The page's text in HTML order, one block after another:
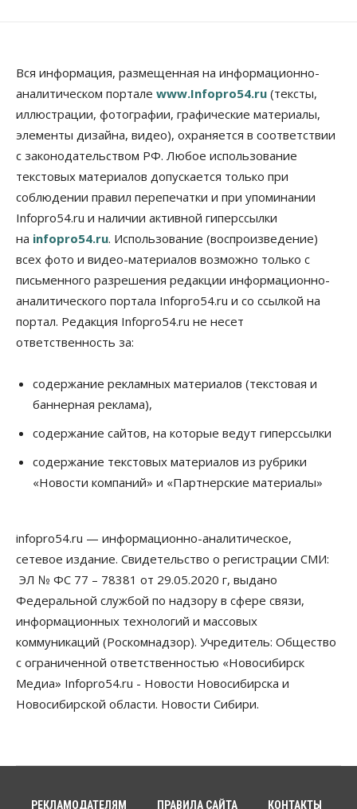
Новосибирцы стали реже оформлять
дома по упрощенной схеме
07 Августа 2026, 16:00
Власть Общество Право&Порядок
Роспотребнадзор изъял почти полторы тонны
мяса в Новосибирской области
07 Августа 2026, 15:00
Финансы
Расходы новосибирцев на спорт выросли на 40%
за полгода
07 Августа 2026, 14:35
Сибирские аграрии увеличивают посевы горчицы
07 Августа 2026, 14:00
Власть
07 Августа 2026, 13:55
Треть автовладельцев в Новосибирской области
07 Августа 2026, 13:00
социальных объектах
07 Августа 2026, 12:35
Синоптики рассказали о погоде в Новосибирске
на выходных
07 Августа 2026, 12:00
Общество
Жители Новосибирска смогут добровольно
повысить свою пенсию
07 Августа 2026, 11:30
Деньгами будут распоряжаться дети: в десяти
Вся информация, размещенная на информационно-
аналитическом портале www.Infopro54.ru (тексты,
иллюстрации, фотографии, графические материалы,
элементы дизайна, видео), охраняется в соответствии
с законодательством РФ. Любое использование
текстовых материалов допускается только при
соблюдении правил перепечатки и при упоминании
Infopro54.ru и наличии активной гиперссылки
на infopro54.ru. Использование (воспроизведение)
всех фото и видео-материалов возможно только с
письменного разрешения редакции информационно-
аналитического портала Infopro54.ru и со ссылкой на
портал. Редакция Infopro54.ru не несет
ответственность за:
содержание рекламных материалов (текстовая и
баннерная реклама),
содержание сайтов, на которые ведут гиперссылки
содержание текстовых материалов из рубрики
«Новости компаний» и «Партнерские материалы»
infopro54.ru — информационно-аналитическое,
сетевое издание. Свидетельство о регистрации СМИ:
ЭЛ № ФС 77 – 78381 от 29.05.2020 г, выдано
Федеральной службой по надзору в сфере связи,
информационных технологий и массовых
коммуникаций (Роскомнадзор). Учредитель: Общество
с ограниченной ответственностью «Новосибирск
Медиа» Infopro54.ru - Новости Новосибирска и
Новосибирской области. Новости Сибири.
РЕКЛАМОДАТЕЛЯМ ПРАВИЛА САЙТА КОНТАКТЫ